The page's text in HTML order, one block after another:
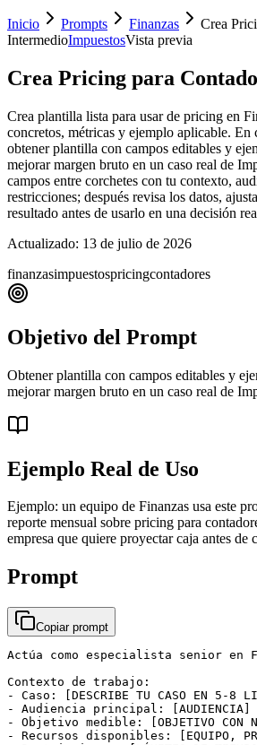
Inicio Prompts Finanzas
Crea
IntermedioImpuestosVista previa
Crea Pricing para
Crea plantilla lista para usar de pricing en
concretos, métricas y ejemplo aplicable. En
obtener plantilla con campos editables y
mejorar margen bruto en un caso real de
campos entre corchetes con tu contexto,
restricciones; después revisa los datos,
resultado antes de usarlo en una decisión
Actualizado: 13 de julio de 2026
finanzasimpuestospricingcontadores
Objetivo del Prompt
Obtener plantilla con campos editables y
mejorar margen bruto en un caso real de
Ejemplo Real de Uso
Ejemplo: un equipo de Finanzas usa este
reporte mensual sobre pricing para
empresa que quiere proyectar caja antes de
Prompt
Copiar prompt
Actúa como especialista senior en
Contexto de trabajo:
- Caso: [DESCRIBE TU CASO EN 5-8
- Audiencia principal: [AUDIENCIA]
- Objetivo medible: [OBJETIVO CON
- Recursos disponibles: [EQUIPO,